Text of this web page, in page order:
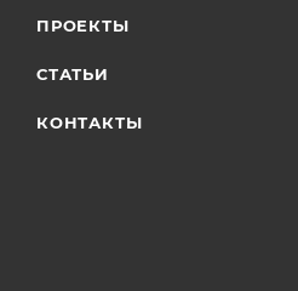
ПРОЕКТЫ
СТАТЬИ
КОНТАКТЫ